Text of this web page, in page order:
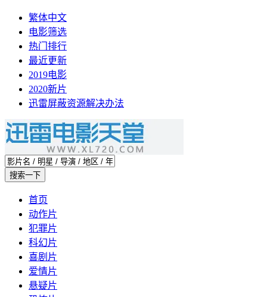
繁体中文
电影筛选
热门排行
最近更新
2019电影
2020新片
迅雷屏蔽资源解决办法
首页
动作片
犯罪片
科幻片
喜剧片
爱情片
悬疑片